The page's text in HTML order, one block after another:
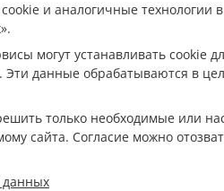
и аналогичные технологии
могут устанавливать cookie
Эти данные обрабатываются в
только необходимые или
сайта. Согласие можно
данных